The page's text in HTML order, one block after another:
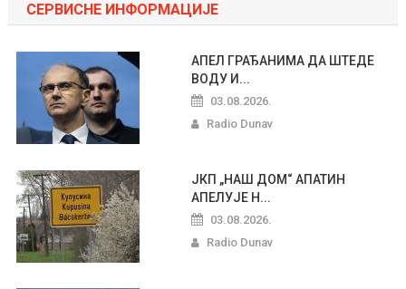
СЕРВИСНЕ ИНФОРМАЦИЈЕ
АПЕЛ ГРАЂАНИМА ДА ШТЕДЕ
ВОДУ И...
03.08.2026.
Radio Dunav
ЈКП „НАШ ДОМ“ АПАТИН
АПЕЛУЈЕ Н...
03.08.2026.
Radio Dunav